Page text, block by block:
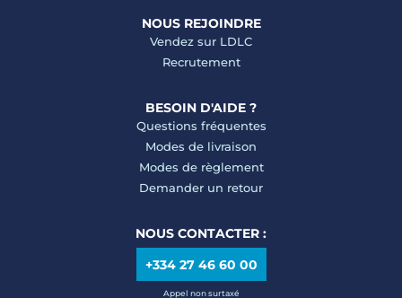
NOUS REJOINDRE
Vendez sur LDLC
Recrutement
BESOIN D'AIDE ?
Questions fréquentes
Modes de livraison
Modes de règlement
Demander un retour
NOUS CONTACTER :
+334 27 46 60 00
Appel non surtaxé